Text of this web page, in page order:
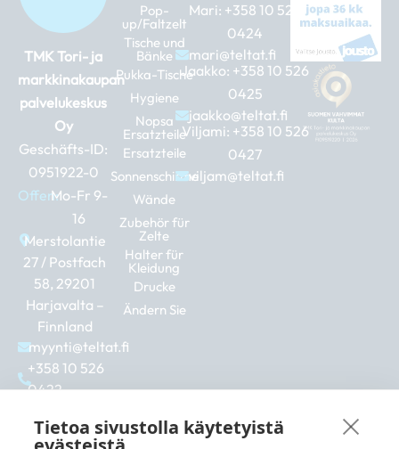
Tietoa sivustolla käytetyistä
TMK Tori- ja
markkinakaupan
palvelukeskus
Oy
Geschäfts-ID:
0951922-0
Offen:Mo-Fr 9-
16
Merstolantie
27 / Postfach
58, 29201
Harjavalta –
Finnland
myynti@teltat.fi
+358 10 526
0422
a
c
n
s
i
n
Pop-
up/Faltzelt
Tische und
Bänke
Pukka-Tische
Hygiene
Nopsa
Ersatzteile
Ersatzteile
Sonnenschirme
Wände
Zubehör für
Zelte
Halter für
Kleidung
Drucke
Ändern Sie
Mari: +358 10 526
0424
mari@teltat.fi
Jaakko: +358 10 526
0425
jaakko@teltat.fi
Viljami: +358 10 526
0427
viljam@teltat.fi